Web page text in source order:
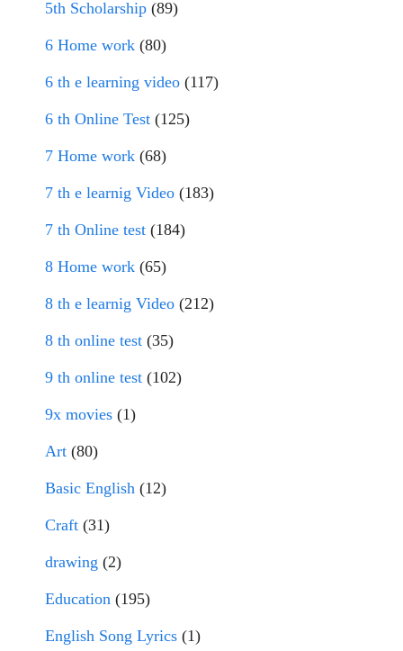
5th Scholarship (89)
6 Home work (80)
6 th e learning video (117)
6 th Online Test (125)
7 Home work (68)
7 th e learnig Video (183)
7 th Online test (184)
8 Home work (65)
8 th e learnig Video (212)
8 th online test (35)
9 th online test (102)
9x movies (1)
Art (80)
Basic English (12)
Craft (31)
drawing (2)
Education (195)
English Song Lyrics (1)